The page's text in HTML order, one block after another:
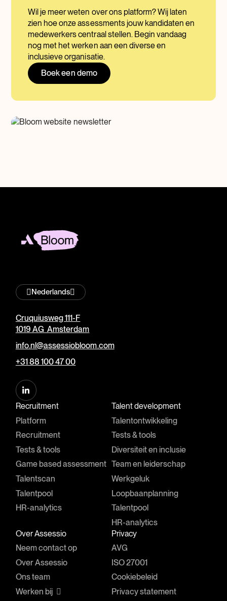
Wil je meer weten over ons platform? Wij laten
zien hoe onze assessments jouw kandidaten en
medewerkers centraal stellen. Begin vandaag
nog met het werken aan een diverse en
inclusieve organisatie.
Boek een demo
Nederlands
Cruquiusweg 111-F
1019 AG Amsterdam
info.nl@assessiobloom.com
+31 88 100 47 00
Recruitment
Platform
Recruitment
Tests & tools
Game based assessment
Talentscan
Talentpool
HR-analytics
Talent development
Talentontwikkeling
Tests & tools
Diversiteit en inclusie
Team en leiderschap
Werkgeluk
Loopbaanplanning
Talentpool
HR-analytics
Over Assessio
Neem contact op
Over Assessio
Ons team
Werken bij
Privacy
AVG
ISO 27001
Cookiebeleid
Privacy statement